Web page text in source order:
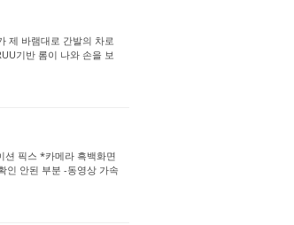
제 바램대로 간발의 차로
기반 롬이 나와 손을 보
픽스 *카메라 흑백화면
인 안된 부분 -동영상 가속